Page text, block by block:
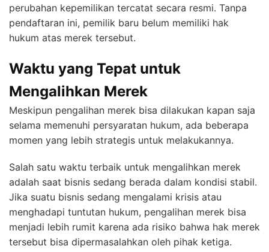
perubahan kepemilikan tercatat secara resmi. Tanpa
pendaftaran ini, pemilik baru belum memiliki hak
hukum atas merek tersebut.
Waktu yang Tepat untuk
Mengalihkan Merek
Meskipun pengalihan merek bisa dilakukan kapan saja
selama memenuhi persyaratan hukum, ada beberapa
momen yang lebih strategis untuk melakukannya.
Salah satu waktu terbaik untuk mengalihkan merek
adalah saat bisnis sedang berada dalam kondisi stabil.
Jika suatu bisnis sedang mengalami krisis atau
menghadapi tuntutan hukum, pengalihan merek bisa
menjadi lebih rumit karena ada risiko bahwa hak merek
tersebut bisa dipermasalahkan oleh pihak ketiga.